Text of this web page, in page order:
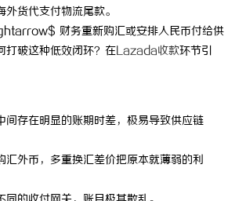
货代支付物流尾款。
财务重新购汇或安排人民币付给供
打破这种低效闭环？在Lazada收款环节引
间存在明显的账期时差，极易导致供应链
外币，多重换汇差价把原本就薄弱的利